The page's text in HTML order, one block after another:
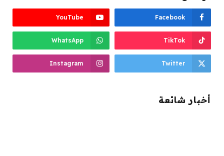
Facebook
YouTube
TikTok
WhatsApp
Twitter
Instagram
أخبار شائعة